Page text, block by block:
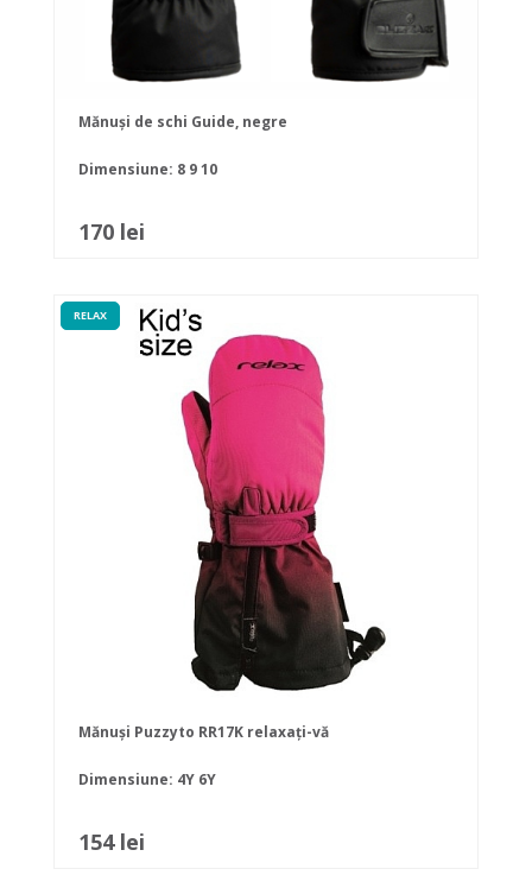
Mănuși de schi Guide, negre
Dimensiune: 8 910
170 lei
RELAX
Mănuși Puzzyto RR17K relaxați-vă
Dimensiune: 4Y 6Y
154 lei